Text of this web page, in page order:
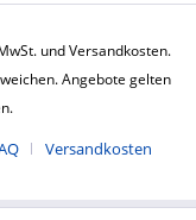
und Versandkosten.
Angebote gelten
Versandkosten